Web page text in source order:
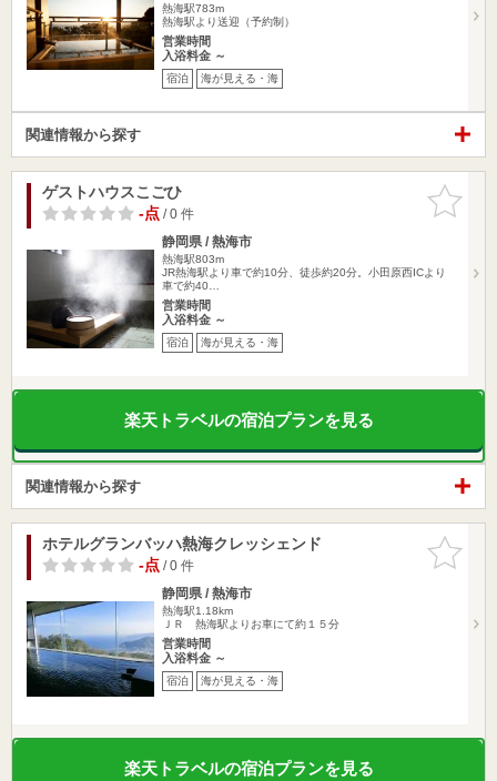
熱海駅783m
熱海駅より送迎（予約制）
営業時間
入浴料金 ～
宿泊 海が見える・海
関連情報から探す
お気に入
りに追加
ゲストハウスこごひ
-点/ 0 件
静岡県 / 熱海市
熱海駅803m
JR熱海駅より車で約10分、徒歩約20分。小田原西ICより
車で約40…
営業時間
入浴料金 ～
宿泊 海が見える・海
楽天トラベルの宿泊プランを見る
関連情報から探す
お気に入
りに追加
ホテルグランバッハ熱海クレッシェンド
-点/ 0 件
静岡県 / 熱海市
熱海駅1.18km
ＪＲ 熱海駅よりお車にて約１５分
営業時間
入浴料金 ～
宿泊 海が見える・海
楽天トラベルの宿泊プランを見る